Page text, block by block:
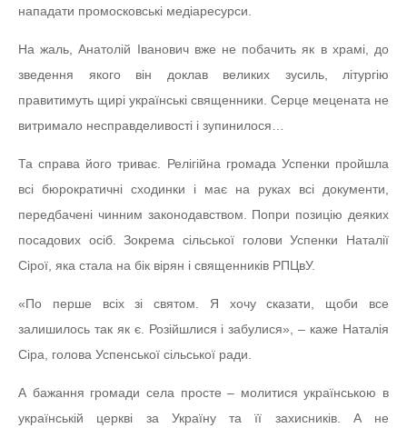
нападати промосковські медіаресурси.
На жаль, Анатолій Іванович вже не побачить як в храмі, до
зведення якого він доклав великих зусиль, літургію
правитимуть щирі українські священники. Серце мецената не
витримало несправделивості і зупинилося…
Та справа його триває. Релігійна громада Успенки пройшла
всі бюрократичні сходинки і має на руках всі документи,
передбачені чинним законодавством. Попри позицію деяких
посадових осіб. Зокрема сільської голови Успенки Наталії
Сірої, яка стала на бік вірян і священників РПЦвУ.
«По перше всіх зі святом. Я хочу сказати, щоби все
залишилось так як є. Розійшлися і забулися», – каже Наталія
Сіра, голова Успенської сільської ради.
А бажання громади села просте – молитися українською в
українській церкві за Україну та її захисників. А не